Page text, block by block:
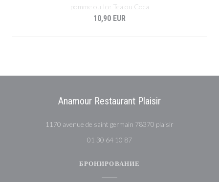
pomme ou Ice Tea ou Coca
10,90 EUR
Anamour Restaurant Plaisir
1170 avenue de saint germain 78370 plaisir
01 30 64 10 87
БРОНИРОВАНИЕ